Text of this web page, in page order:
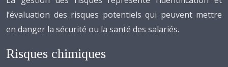
l’évaluation des risques potentiels qui peuvent mettre
en danger la sécurité ou la santé des salariés.
Risques chimiques